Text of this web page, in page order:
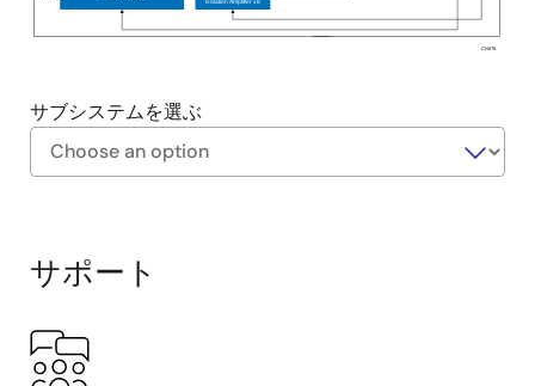
Isolation Amplifier x8
CN078
サブシステムを選ぶ
Diagram
サポート